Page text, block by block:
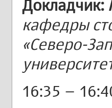
Докладчик:
кафедры
«Северо-
16:35 –